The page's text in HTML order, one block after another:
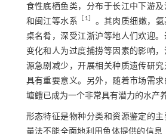
食性底栖鱼类，分布于长江中下游
和闽江等水系
［ 1］ 。其肉质细嫩，
桌名肴，深受江浙沪等地人们欢迎
变化和人为过度捕捞等因素的影响
源急剧减少，开展相关种质遗传研
具有重要意义。另外，随着市场需
塘鳢已成为一个非常具有潜力的水产
形态特征是物种分类和资源鉴定的主
量法不能全面地利用鱼体提供的信息